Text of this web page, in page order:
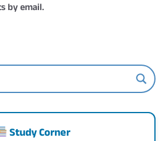
by email.
Study Corner